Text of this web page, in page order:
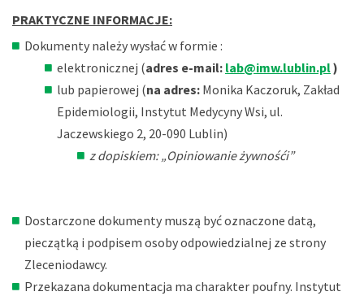
PRAKTYCZNE INFORMACJE:
Dokumenty należy wysłać w formie :
elektronicznej (adres e-mail: lab@imw.lublin.pl)
lub papierowej (na adres: Monika Kaczoruk, Zakład
Epidemiologii, Instytut Medycyny Wsi, ul.
Jaczewskiego 2, 20-090 Lublin)
z dopiskiem: „Opiniowanie żywnośći”
Dostarczone dokumenty muszą być oznaczone datą,
pieczątką i podpisem osoby odpowiedzialnej ze strony
Zleceniodawcy.
Przekazana dokumentacja ma charakter poufny. Instytut